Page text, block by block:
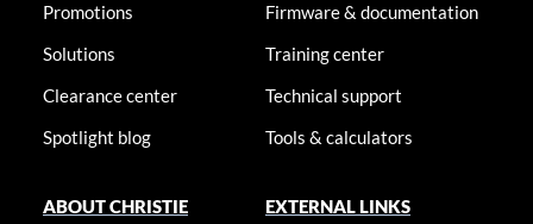
Promotions
Solutions
Clearance center
Spotlight blog
Firmware & documentation
Training center
Technical support
Tools & calculators
ABOUT CHRISTIE EXTERNAL LINKS